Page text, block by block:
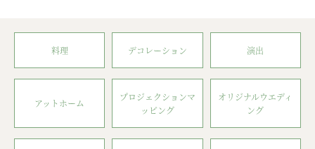
料理 デコレーション 演出
アットホーム
プロジェクションマ
ッピング
オリジナルウエディ
ング